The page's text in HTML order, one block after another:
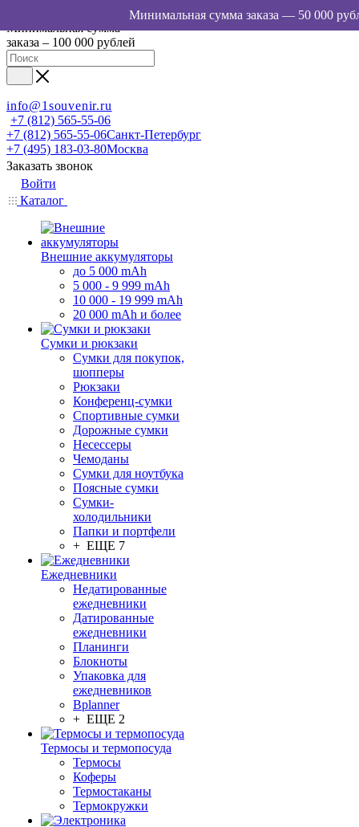
Минимальная сумма
заказа – 100 000 рублей
info@1souvenir.ru
+7 (812) 565-55-06
+7 (812) 565-55-06Санкт-Петербург
+7 (495) 183-03-80Москва
Заказать звонок
Войти
Каталог
Внешние аккумуляторы
до 5 000 mAh
5 000 - 9 999 mAh
10 000 - 19 999 mAh
20 000 mAh и более
Сумки и рюкзаки
Сумки для покупок,
шопперы
Рюкзаки
Конференц-сумки
Спортивные сумки
Дорожные сумки
Несессеры
Чемоданы
Сумки для ноутбука
Поясные сумки
Сумки-
холодильники
Папки и портфели
+ ЕЩЕ 7
Ежедневники
Недатированные
ежедневники
Датированные
ежедневники
Планинги
Блокноты
Упаковка для
ежедневников
Bplanner
+ ЕЩЕ 2
Термосы и термопосуда
Термосы
Коферы
Термостаканы
Термокружки